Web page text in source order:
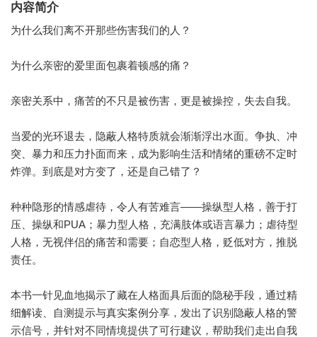
内容简介
为什么我们离不开那些伤害我们的人？
为什么亲密的爱里面包裹着顿感的痛？
亲密关系中，痛苦的不只是被伤害，更是被操控，失去自我。
当爱的光环退去，隐蔽人格特质就会渐渐浮出水面。争执、冲
突、暴力和压力扑面而来，成为影响生活和情绪的重磅不定时
炸弹。到底是对方变了，还是自己错了？
种种隐形的情感虐待，令人有苦难言——操纵型人格，善于打
压、操纵和PUA；暴力型人格，充满肢体或语言暴力；虐待型
人格，无视伴侣的痛苦和需要；自恋型人格，贬低对方，推脱
责任。
本书一针见血地揭示了藏在人格面具后面的隐秘手段，通过精
细解读、自测提示与真实案例分享，发出了识别隐蔽人格的警
示信号，并针对不同情境提供了可行建议，帮助我们走出自我